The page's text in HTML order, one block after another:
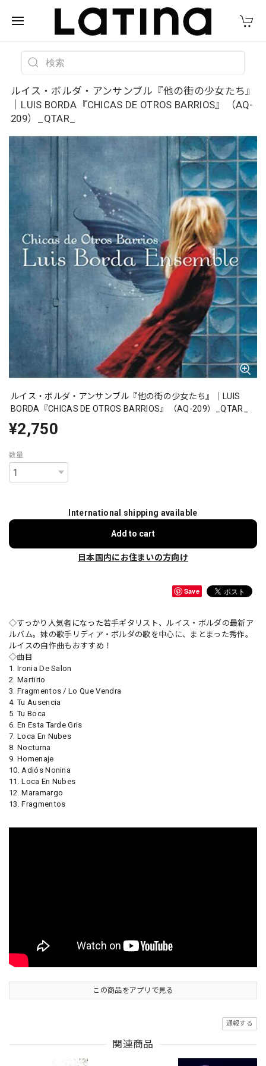
ルイス・ボルダ・アンサンブル『他の街の少女たち』
｜LUIS BORDA『CHICAS DE OTROS BARRIOS』（AQ-
209）_QTAR_
ルイス・ボルダ・アンサンブル『他の街の少女たち』｜LUIS
BORDA『CHICAS DE OTROS BARRIOS』（AQ-209）_QTAR_
¥2,750
数量
International shipping available
Add to cart
日本国内にお住まいの方向け
Save
◇すっかり人気者になった若手ギタリスト、ルイス・ボルダの最新ア
ルバム。妹の歌手リディア・ボルダの歌を中心に、まとまった秀作。
ルイスの自作曲もおすすめ！
◇曲目
1. Ironia De Salon
2. Martirio
3. Fragmentos / Lo Que Vendra
4. Tu Ausencia
5. Tu Boca
6. En Esta Tarde Gris
7. Loca En Nubes
8. Nocturna
9. Homenaje
10. Adiós Nonina
11. Loca En Nubes
12. Maramargo
13. Fragmentos
この商品をアプリで見る
通報する
関連商品